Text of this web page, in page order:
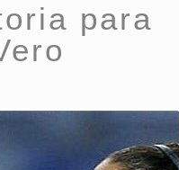
para